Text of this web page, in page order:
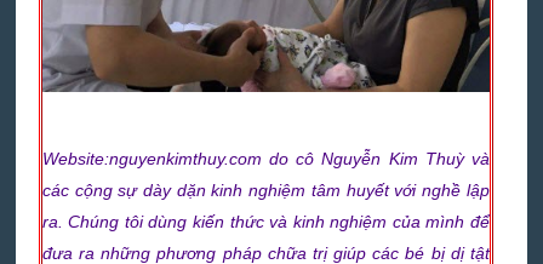
Website:nguyenkimthuy.com do cô Nguyễn Kim Thuỳ và
các cộng sự dày dặn kinh nghiệm tâm huyết với nghề lập
ra. Chúng tôi dùng kiến thức và kinh nghiệm của mình để
đưa ra những phương pháp chữa trị giúp các bé bị dị tật